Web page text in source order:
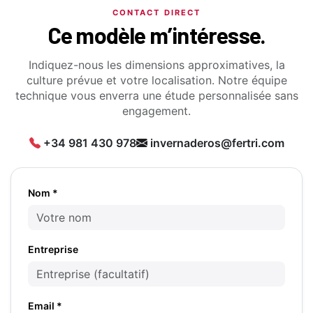
CONTACT DIRECT
Ce modèle m’intéresse.
Indiquez-nous les dimensions approximatives, la
culture prévue et votre localisation. Notre équipe
technique vous enverra une étude personnalisée sans
engagement.
+34 981 430 978 invernaderos@fertri.com
Nom *
Entreprise
Email *